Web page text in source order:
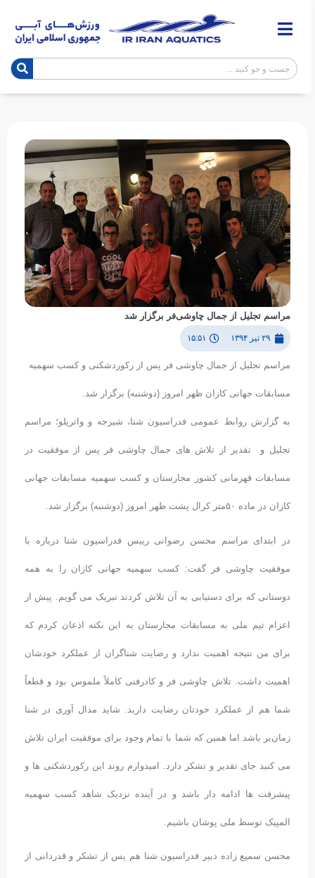
مراسم تجلیل از جمال چاوشی‌فر برگزار شد
۲۹ تیر ۱۳۹۴ ۱۵:۵۱
مراسم تجلیل از جمال چاوشی فر پس از رکوردشکنی و کسب سهمیه
مسابقات جهانی کازان ظهر امروز (دوشنبه) برگزار شد.
به گزارش روابط عمومی فدراسیون شنا، شیرجه و واترپلو؛ مراسم
تجلیل و تقدیر از تلاش های جمال چاوشی فر پس از موفقیت در
مسابقات قهرمانی کشور مجارستان و کسب سهمیه مسابقات جهانی
کازان در ماده ۵۰متر کرال پشت ظهر امروز (دوشنبه) برگزار شد.
در ابتدای مراسم محسن رضوانی رییس فدراسیون شنا درباره با
موفقیت چاوشی فر گفت: کسب سهمیه جهانی کازان را به همه
دوستانی که برای دستیابی به آن تلاش کردند تبریک می گویم. پیش از
اعزام تیم ملی به مسابقات مجارستان به این نکته اذعان کردم که
برای من نتیجه اهمیت ندارد و رضایت شناگران از عملکرد خودشان
اهمیت داشت. تلاش چاوشی فر و کادرفنی کاملاً ملموس بود و قطعاً
شما هم از عملکرد خودتان رضایت دارید. شاید مدال آوری در شنا
زمان‌بر باشد اما همین که شما با تمام وجود برای موفقیت ایران تلاش
می کنید جای تقدیر و تشکر دارد. امیدوارم روند این رکوردشکنی ها و
پیشرفت ها ادامه دار باشد و در آینده نزدیک شاهد کسب سهمیه
المپیک توسط ملی پوشان باشیم.
محسن سمیع زاده دبیر فدراسیون شنا هم پس از تشکر و قدردانی از